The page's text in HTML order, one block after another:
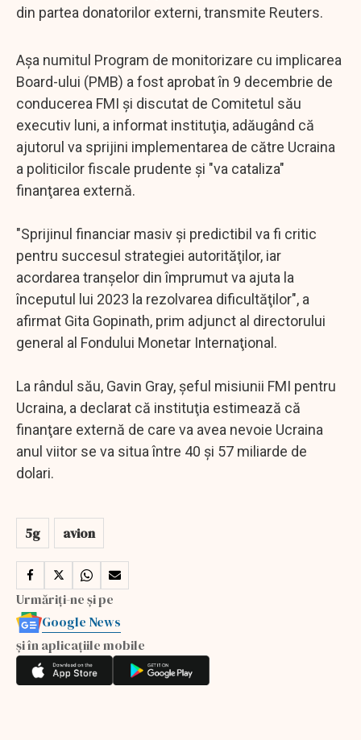
din partea donatorilor externi, transmite Reuters.
Aşa numitul Program de monitorizare cu implicarea
Board-ului (PMB) a fost aprobat în 9 decembrie de
conducerea FMI şi discutat de Comitetul său
executiv luni, a informat instituţia, adăugând că
ajutorul va sprijini implementarea de către Ucraina
a politicilor fiscale prudente şi "va cataliza"
finanţarea externă.
"Sprijinul financiar masiv şi predictibil va fi critic
pentru succesul strategiei autorităţilor, iar
acordarea tranşelor din împrumut va ajuta la
începutul lui 2023 la rezolvarea dificultăţilor", a
afirmat Gita Gopinath, prim adjunct al directorului
general al Fondului Monetar Internaţional.
La rândul său, Gavin Gray, şeful misiunii FMI pentru
Ucraina, a declarat că instituţia estimează că
finanţare externă de care va avea nevoie Ucraina
anul viitor se va situa între 40 şi 57 miliarde de
dolari.
5g avion
Urmăriți-ne și pe
Google News
și în aplicațiile mobile